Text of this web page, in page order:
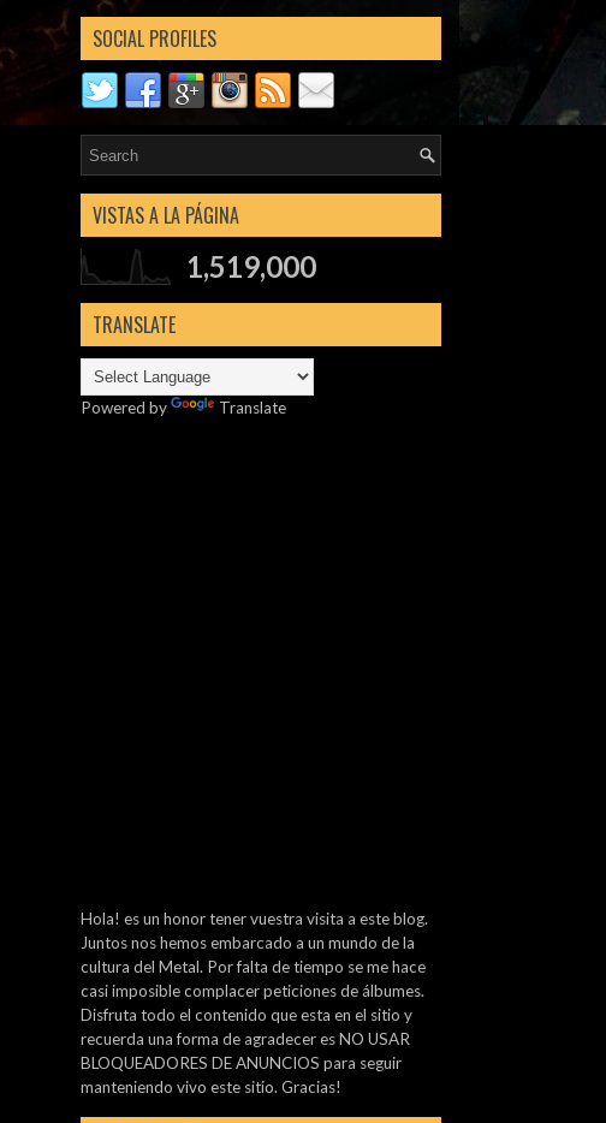
SOCIAL PROFILES
VISTAS A LA PÁGINA
1,519,000
TRANSLATE
Powered by Translate
Hola! es un honor tener vuestra visita a este blog.
Juntos nos hemos embarcado a un mundo de la
cultura del Metal. Por falta de tiempo se me hace
casi imposible complacer peticiones de álbumes.
Disfruta todo el contenido que esta en el sitio y
recuerda una forma de agradecer es NO USAR
BLOQUEADORES DE ANUNCIOS para seguir
manteniendo vivo este sitio. Gracias!